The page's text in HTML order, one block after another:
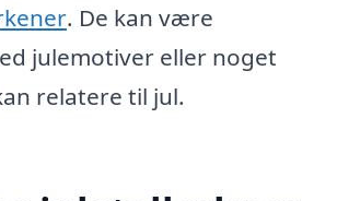
. De kan være
julemotiver eller noget
relatere til jul.